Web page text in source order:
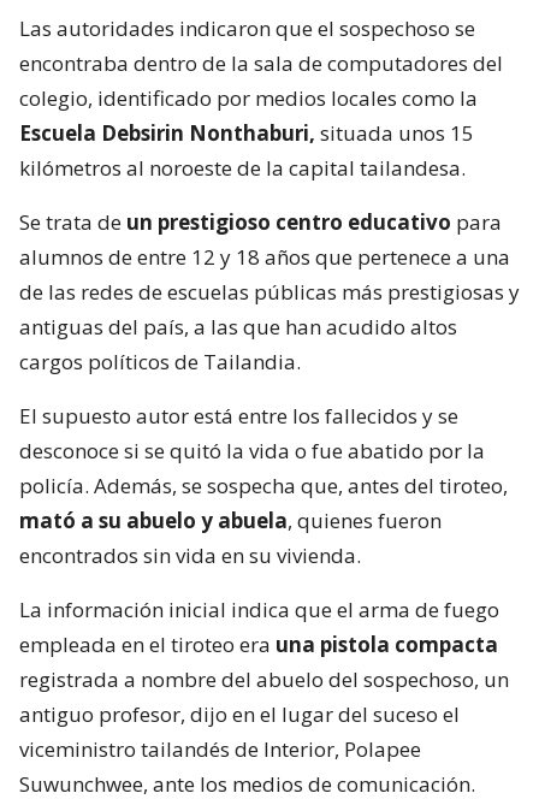
Las autoridades indicaron que el sospechoso se
encontraba dentro de la sala de computadores del
colegio, identificado por medios locales como la
Escuela Debsirin Nonthaburi, situada unos 15
kilómetros al noroeste de la capital tailandesa.
Se trata de un prestigioso centro educativo para
alumnos de entre 12 y 18 años que pertenece a una
de las redes de escuelas públicas más prestigiosas y
antiguas del país, a las que han acudido altos
cargos políticos de Tailandia.
El supuesto autor está entre los fallecidos y se
desconoce si se quitó la vida o fue abatido por la
policía. Además, se sospecha que, antes del tiroteo,
mató a su abuelo y abuela, quienes fueron
encontrados sin vida en su vivienda.
La información inicial indica que el arma de fuego
empleada en el tiroteo era una pistola compacta
registrada a nombre del abuelo del sospechoso, un
antiguo profesor, dijo en el lugar del suceso el
viceministro tailandés de Interior, Polapee
Suwunchwee, ante los medios de comunicación.